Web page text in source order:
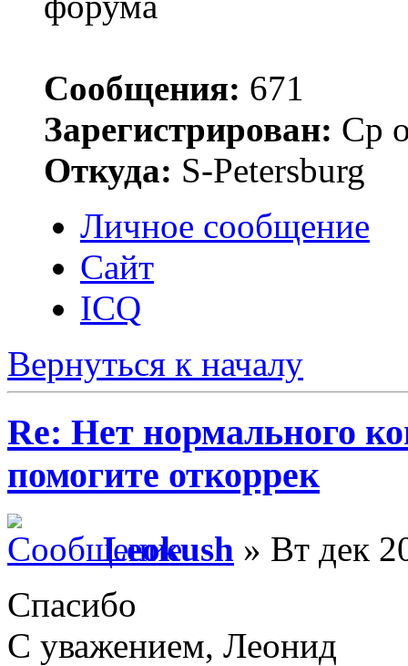
Сообщения: 671
Зарегистрирован: Ср
Откуда: S-Petersburg
Личное сообщение
Сайт
ICQ
Вернуться к началу
Re: Нет нормального
помогите откоррек
Leokush » Вт дек
Спасибо
C уважением, Леонид